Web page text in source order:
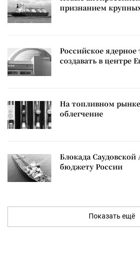
признанием
Российское ядерное
создавать в центре
На топливном
облегчение
Блокада
бюджету России
Показать ещё